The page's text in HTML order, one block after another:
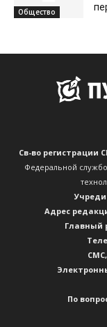
Общество
Св-во регистрации
Федеральной
Адрес
Главный
По